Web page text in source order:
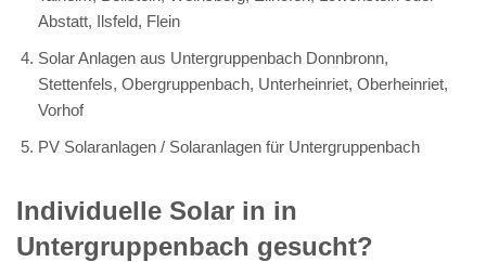
Abstatt, Ilsfeld, Flein
Solar Anlagen aus Untergruppenbach Donnbronn,
Stettenfels, Obergruppenbach, Unterheinriet, Oberheinriet,
Vorhof
PV Solaranlagen / Solaranlagen für Untergruppenbach
Individuelle Solar in in
Untergruppenbach gesucht?